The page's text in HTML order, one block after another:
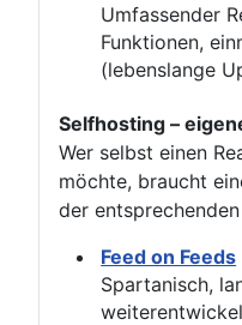
Umfassender
Funktionen,
(lebenslange
Selfhosting –
Wer selbst einen
möchte, braucht
der
Feed on Feeds
Spartanisch,